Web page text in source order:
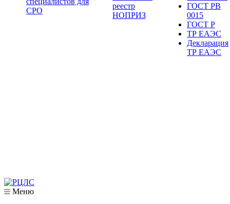
СРО
реестр
НОПРИЗ
ГОСТ РВ
0015
ГОСТ Р
ТР ЕАЭС
Декларация
ТР ЕАЭС
Меню